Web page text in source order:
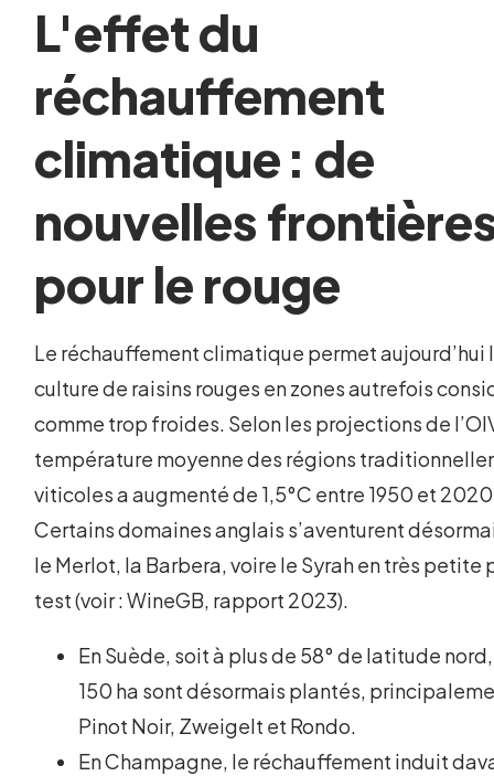
L'effet du
réchauffement
climatique : de
nouvelles
pour le rouge
Le réchauffement climatique permet aujourd’hui
culture de raisins rouges en zones autrefois
comme trop froides. Selon les projections de
température moyenne des régions
viticoles a augmenté de 1,5°C entre 1950 et
Certains domaines anglais s’aventurent
le Merlot, la Barbera, voire le Syrah en très petite
test (voir : WineGB, rapport 2023).
En Suède, soit à plus de 58° de latitude
150 ha sont désormais plantés,
Pinot Noir, Zweigelt et Rondo.
En Champagne, le réchauffement induit